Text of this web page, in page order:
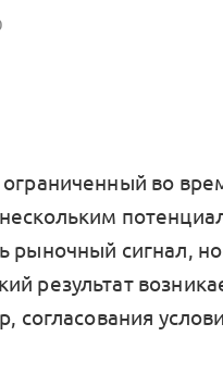
во
рыночный сигнал,
результат
согласования